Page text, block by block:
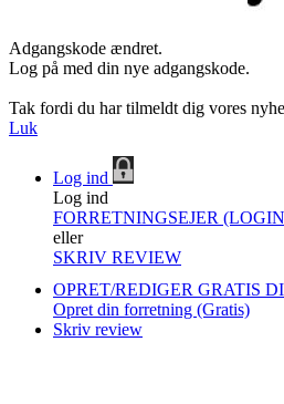
Adgangskode ændret.
Log på med din nye adgangskode.
Tak fordi du har tilmeldt dig vores
Luk
Log ind
Log ind
FORRETNINGSEJER
eller
SKRIV REVIEW
OPRET/REDIGER GRATIS
Opret din forretning (Gratis)
Skriv review